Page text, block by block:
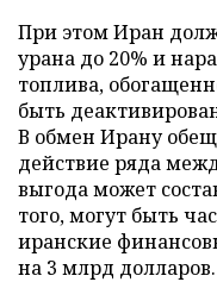
При этом Иран
урана до 20% и
топлива,
быть
В обмен Ирану
действие ряда
выгода может
того, могут быть
иранские
на 3 млрд долларов.